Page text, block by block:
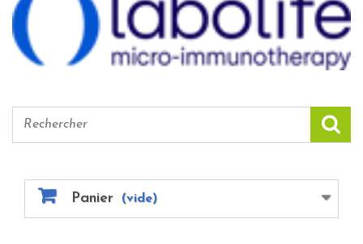
Panier (vide)